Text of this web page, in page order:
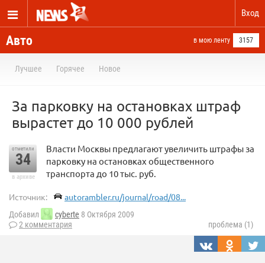
Вход
Авто в мою ленту 3157
Лучшее Горячее Новое
За парковку на остановках штраф
вырастет до 10 000 рублей
отметили
34
в архиве
Власти Москвы предлагают увеличить штрафы за
парковку на остановках общественного
транспорта до 10 тыс. руб.
Источник: autorambler.ru/journal/road/08...
Добавил cyberte 8 Октября 2009
2 комментария
проблема (1)